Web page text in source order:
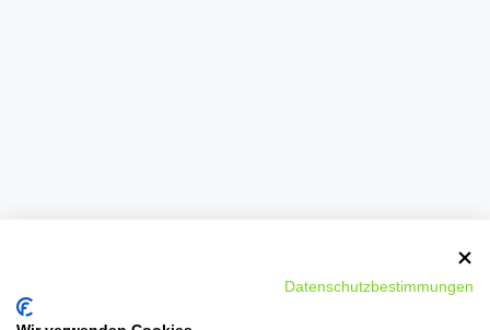
Datenschutzbestimmungen